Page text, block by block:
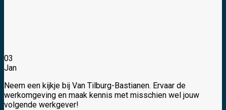
03
Jan
Neem een kijkje bij Van Tilburg-Bastianen. Ervaar de
werkomgeving en maak kennis met misschien wel jouw
volgende werkgever!